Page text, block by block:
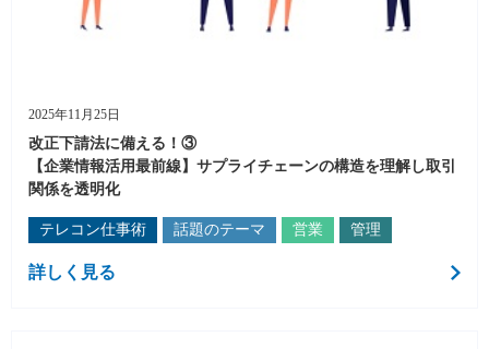
2025年11月25日
改正下請法に備える！③
【企業情報活用最前線】サプライチェーンの構造を理解し取引
関係を透明化
テレコン仕事術 話題のテーマ 営業 管理
詳しく見る